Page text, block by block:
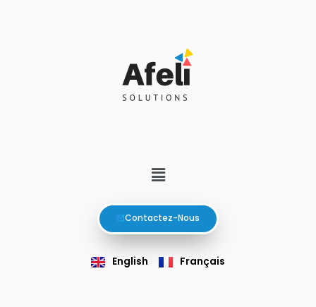
Menu
Contactez-Nous
English Français